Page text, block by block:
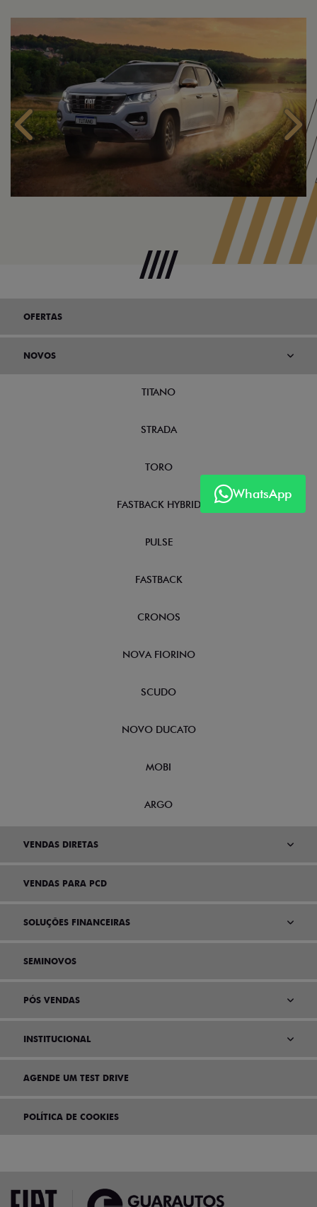
Anterior
WhatsApp
OFERTAS
NOVOS
TITANO
STRADA
TORO
FASTBACK HYBRID
PULSE
FASTBACK
CRONOS
NOVA FIORINO
SCUDO
NOVO DUCATO
MOBI
ARGO
VENDAS DIRETAS
VENDAS PARA PCD
SOLUÇÕES FINANCEIRAS
SEMINOVOS
PÓS VENDAS
INSTITUCIONAL
AGENDE UM TEST DRIVE
POLÍTICA DE COOKIES